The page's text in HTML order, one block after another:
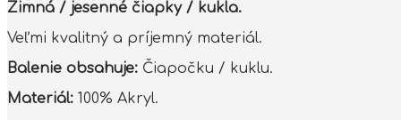
Zimná / jesenné čiapky / kukla.
Veľmi kvalitný a príjemný materiál.
Balenie obsahuje: Čiapočku / kuklu.
Materiál: 100% Akryl.